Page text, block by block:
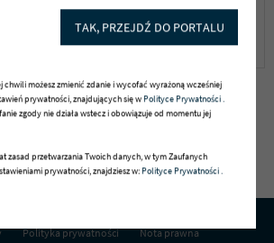
przenoszenia, sprzeciwu,
zgód w każdym czasie.
dotyczące przetwarzania danych
Ci uprawnień, informacje
prywatności
TAK, PRZEJDŹ DO PORTALU
chwili możesz zmienić zdanie i wycofać wyrażoną wcześniej
prywatności, znajdujących się wPolityce Prywatności .
zgody nie działa wstecz i obowiązuje od momentu jej
zasad przetwarzania Twoich danych, w tym Zaufanych
prywatności, znajdziesz w:Polityce Prywatności .
Polityka prywatności Nota prawna